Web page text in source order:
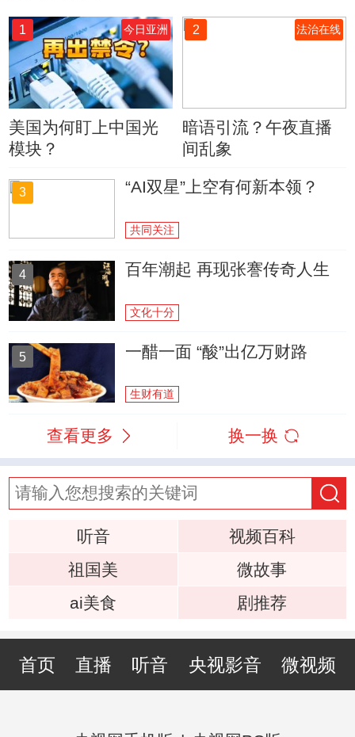
1 今日亚洲
美国为何盯上中国光
模块？
2 法治在线
暗语引流？午夜直播
间乱象
3 “AI双星”上空有何新本领？
共同关注
4 百年潮起 再现张謇传奇人生
文化十分
5 一醋一面 “酸”出亿万财路
生财有道
查看更多 换一换
听音
视频百科
祖国美
微故事
ai美食
剧推荐
首页 直播 听音 央视影音 微视频